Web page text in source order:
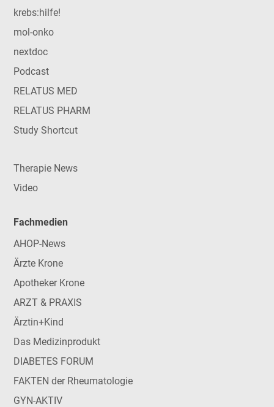
krebs:hilfe!
mol-onko
nextdoc
Podcast
RELATUS MED
RELATUS PHARM
Study Shortcut
Therapie News
Video
Fachmedien
AHOP-News
Ärzte Krone
Apotheker Krone
ARZT & PRAXIS
Ärztin+Kind
Das Medizinprodukt
DIABETES FORUM
FAKTEN der Rheumatologie
GYN-AKTIV